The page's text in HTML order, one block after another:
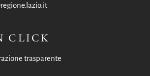
CLICK
trasparente